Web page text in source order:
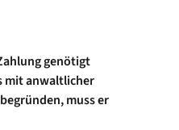
genötigt
mit anwaltlicher
muss er